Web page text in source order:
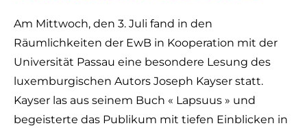
Am Mittwoch, den 3. Juli fand in den
Räumlichkeiten der EwB in Kooperation mit der
Universität Passau eine besondere Lesung des
luxemburgischen Autors Joseph Kayser statt.
Kayser las aus seinem Buch « Lapsuus » und
begeisterte das Publikum mit tiefen Einblicken in